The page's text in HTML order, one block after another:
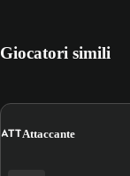
Giocatori simili
ATTAttaccante